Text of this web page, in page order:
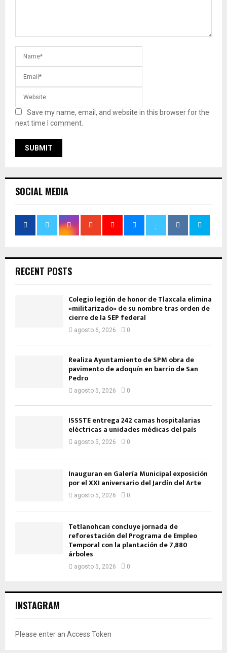
Save my name, email, and website in this browser for the
next time I comment.
SOCIAL MEDIA
RECENT POSTS
Colegio legión de honor de Tlaxcala elimina
«militarizado» de su nombre tras orden de
cierre de la SEP federal
agosto 6, 2026 0
Realiza Ayuntamiento de SPM obra de
pavimento de adoquín en barrio de San
Pedro
agosto 5, 2026 0
ISSSTE entrega 242 camas hospitalarias
eléctricas a unidades médicas del país
agosto 5, 2026 0
Inauguran en Galería Municipal exposición
por el XXI aniversario del Jardín del Arte
agosto 5, 2026 0
Tetlanohcan concluye jornada de
reforestación del Programa de Empleo
Temporal con la plantación de 7,880
árboles
agosto 5, 2026 0
INSTAGRAM
Please enter an Access Token